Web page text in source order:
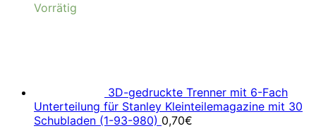
Vorrätig
3D-gedruckte Trenner mit 6-Fach
Unterteilung für Stanley Kleinteilemagazine mit 30
Schubladen (1-93-980) 0,70€